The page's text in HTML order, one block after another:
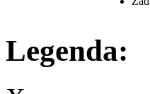
Legenda: